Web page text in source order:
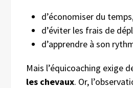
d’économiser du
d’éviter les frais de
d’apprendre à son
Mais l’équicoaching exige
les chevaux. Or,